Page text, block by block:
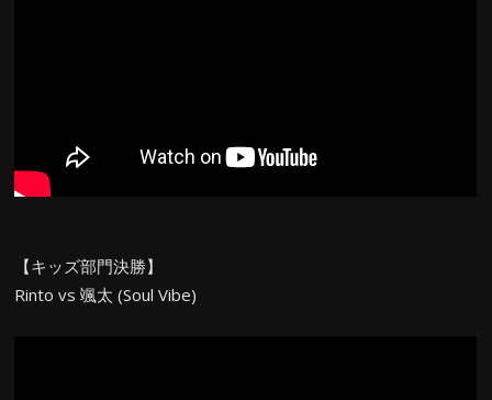
【キッズ部門決勝】
Rinto vs 颯太 (Soul Vibe)